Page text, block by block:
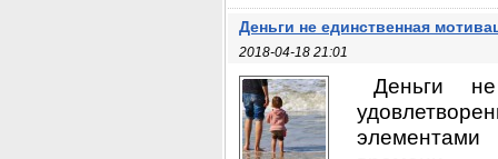
Деньги не единственная
2018-04-18 21:01
Деньги